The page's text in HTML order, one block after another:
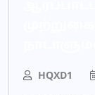
HQXD1